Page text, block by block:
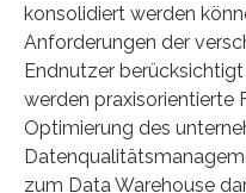
konsolidiert werden
Anforderungen der
Endnutzer
werden praxisorientierte
Optimierung des
zum Data Warehouse